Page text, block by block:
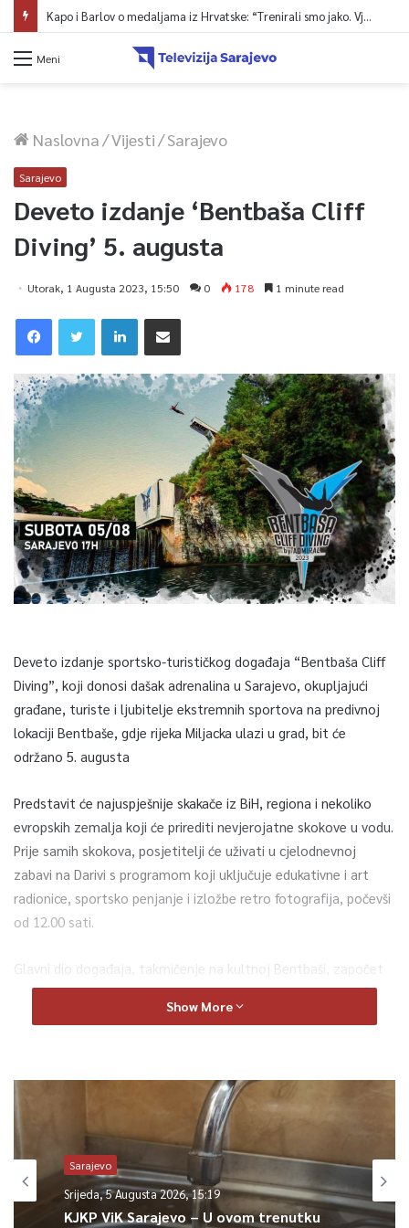
Kapo i Barlov o medaljama iz Hrvatske: “Trenirali smo jako. Vjerovali smo”
Meni
Naslovna/Vijesti/Sarajevo
Sarajevo
Deveto izdanje ‘Bentbaša Cliff
Diving’ 5. augusta
Utorak, 1 Augusta 2023, 15:50 0 178 1 minute read
Deveto izdanje sportsko-turističkog događaja “Bentbaša Cliff
Diving”, koji donosi dašak adrenalina u Sarajevo, okupljajući
građane, turiste i ljubitelje ekstremnih sportova na predivnoj
lokaciji Bentbaše, gdje rijeka Miljacka ulazi u grad, bit će
održano 5. augusta
Predstavit će najuspješnije skakače iz BiH, regiona i nekoliko
evropskih zemalja koji će prirediti nevjerojatne skokove u vodu.
Prije samih skokova, posjetitelji će uživati u cjelodnevnoj
zabavi na Darivi s programom koji uključuje edukativne i art
radionice, sportsko penjanje i izložbe retro fotografija, počevši
od 12.00 sati.
Glavni dio događaja, takmičenje na kultnoj Bentbaši, započet
će u 17.00 sati, gdje će se skakači natjecati u izvedbi
nevjerojatnih skokova pred očima publike.
velikom After partyju na istoj lokaciji, pod otvorenim nebom,
uz sjajnu muziku koju će prirediti “Brown Sugar RNB” i
“Central Clubbing”, sve do 23.00 sata.
Bentbaša, poznata i kao Bembaša, ima bogatu istoriju skokova
u vodu, a događaj “Bentbaša Cliff Diving” je započeo 2015.
Show More
Sarajevo
Srijeda, 5 Augusta 2026, 15:19
KJKP ViK Sarajevo – U ovom trenutku